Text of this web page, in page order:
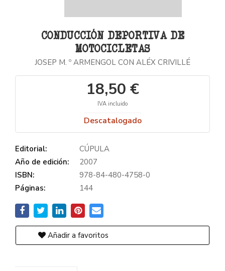
CONDUCCIÓN DEPORTIVA DE
MOTOCICLETAS
JOSEP M. º ARMENGOL CON ALÉX CRIVILLÉ
18,50 €
IVA incluido
Descatalogado
Editorial:
CÚPULA
Año de edición:
2007
ISBN:
978-84-480-4758-0
Páginas:
144
Añadir a favoritos